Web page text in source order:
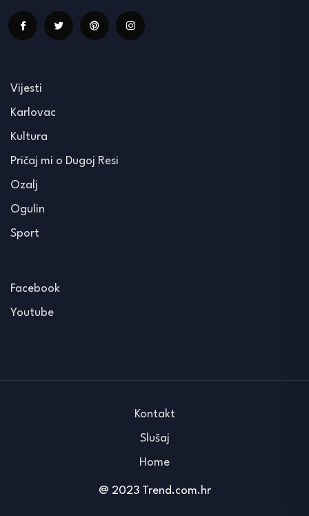
Vijesti
Karlovac
Kultura
Pričaj mi o Dugoj Resi
Ozalj
Ogulin
Sport
Facebook
Youtube
@ 2023 Trend.com.hr
Kontakt
Slušaj
Home